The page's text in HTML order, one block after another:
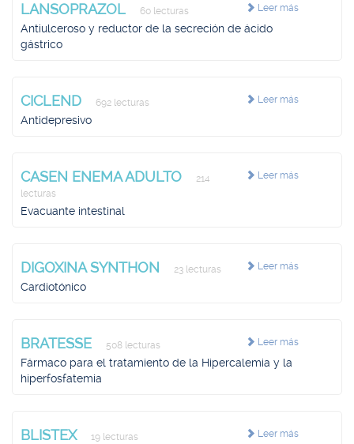
Leer más
LANSOPRAZOL 60 lecturas
Antiulceroso y reductor de la secreción de ácido
gástrico
Leer más
CICLEND 692 lecturas
Antidepresivo
Leer más
CASEN ENEMA ADULTO
214
lecturas
Evacuante intestinal
Leer más
DIGOXINA SYNTHON 23 lecturas
Cardiotónico
Leer más
BRATESSE 508 lecturas
Fármaco para el tratamiento de la Hipercalemia y la
hiperfosfatemia
Leer más
BLISTEX 19 lecturas